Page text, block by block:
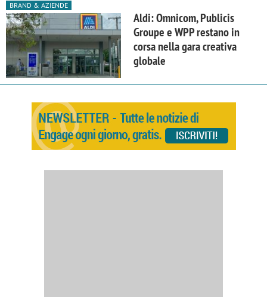
BRAND & AZIENDE
Aldi: Omnicom, Publicis
Groupe e WPP restano in
corsa nella gara creativa
globale